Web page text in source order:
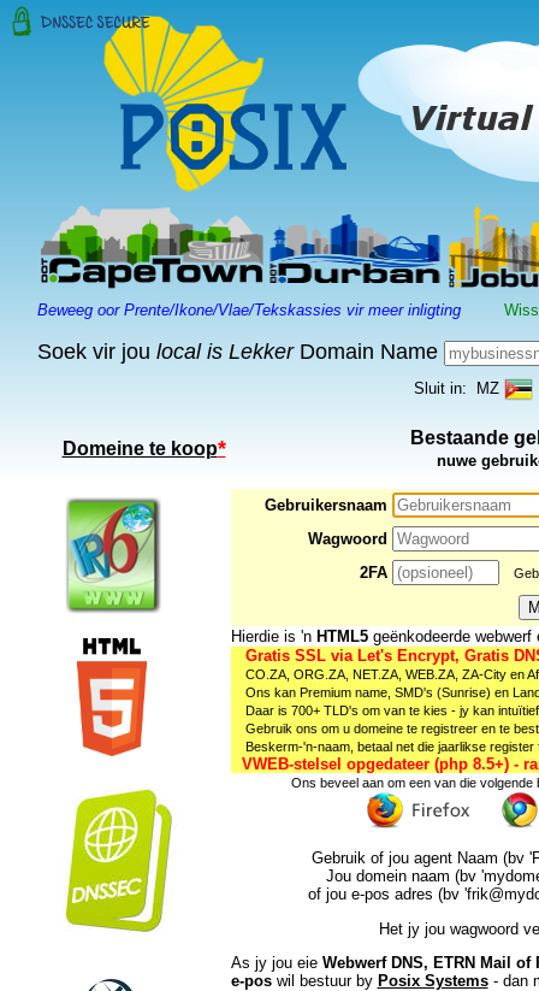
Beweeg oor Prente/Ikone/Vlae/Tekskassies vir meer inligting
Soek vir jou local is LekkerDomain Name
Sluit in: MZ
Domeine te koop* Bestaande
nuwe
Gebruikersnaam
Wagwoord
2FA
Hierdie is 'n HTML5geënkodeerde webwerf
Gratis SSL via Let's Encrypt, Gratis
CO.ZA, ORG.ZA, NET.ZA, WEB.ZA, ZA-City en
Ons kan Premium name, SMD's (Sunrise) en
Daar is 700+ TLD's om van te kies - jy kan
Gebruik ons ​​om u domeine te registreer en te
Beskerm-'n-naam, betaal net die jaarlikse register
VWEB-stelsel opgedateer (php 8.5+) -
Ons beveel aan om een ​​van die
Gebruik of jou agent Naam (bv
Jou domein naam (bv
of jou e-pos adres (bv
Het jy jou wagwoord
As jy jou eie Webwerf DNS, ETRN Mail of
e-poswil bestuur by Posix Systems- dan